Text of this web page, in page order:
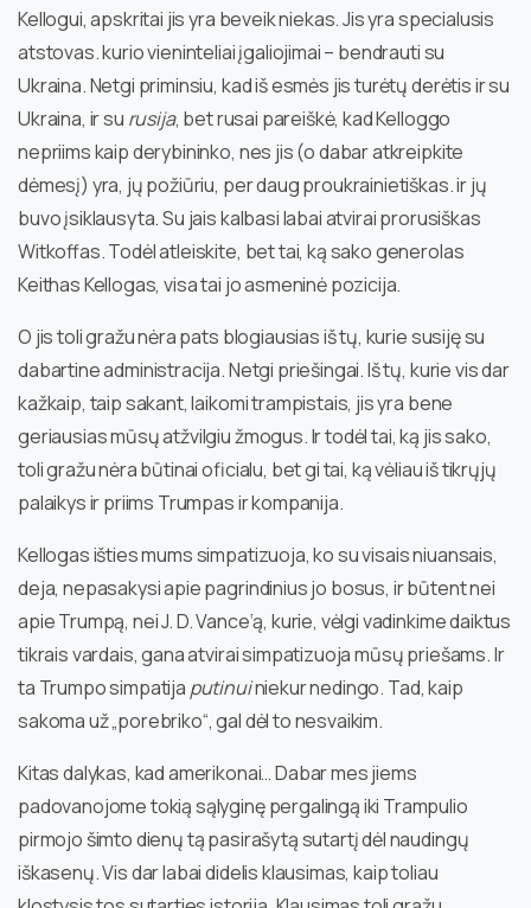
Kellogui, apskritai jis yra beveik niekas. Jis yra specialusis
atstovas. kurio vieninteliai įgaliojimai – bendrauti su
Ukraina. Netgi priminsiu, kad iš esmės jis turėtų derėtis ir su
Ukraina, ir su rusija, bet rusai pareiškė, kad Kelloggo
nepriims kaip derybininko, nes jis (o dabar atkreipkite
dėmesį) yra, jų požiūriu, per daug proukrainietiškas. ir jų
buvo įsiklausyta. Su jais kalbasi labai atvirai prorusiškas
Witkoffas. Todėl atleiskite, bet tai, ką sako generolas
Keithas Kellogas, visa tai jo asmeninė pozicija.
O jis toli gražu nėra pats blogiausias iš tų, kurie susiję su
dabartine administracija. Netgi priešingai. Iš tų, kurie vis dar
kažkaip, taip sakant, laikomi trampistais, jis yra bene
geriausias mūsų atžvilgiu žmogus. Ir todėl tai, ką jis sako,
toli gražu nėra būtinai oficialu, bet gi tai, ką vėliau iš tikrųjų
palaikys ir priims Trumpas ir kompanija.
Kellogas išties mums simpatizuoja, ko su visais niuansais,
deja, nepasakysi apie pagrindinius jo bosus, ir būtent nei
apie Trumpą, nei J. D. Vance‘ą, kurie, vėlgi vadinkime daiktus
tikrais vardais, gana atvirai simpatizuoja mūsų priešams. Ir
ta Trumpo simpatija putinuiniekur nedingo. Tad, kaip
sakoma už „porebriko“, gal dėl to nesvaikim.
Kitas dalykas, kad amerikonai… Dabar mes jiems
padovanojome tokią sąlyginę pergalingą iki Trampulio
pirmojo šimto dienų tą pasirašytą sutartį dėl naudingų
iškasenų. Vis dar labai didelis klausimas, kaip toliau